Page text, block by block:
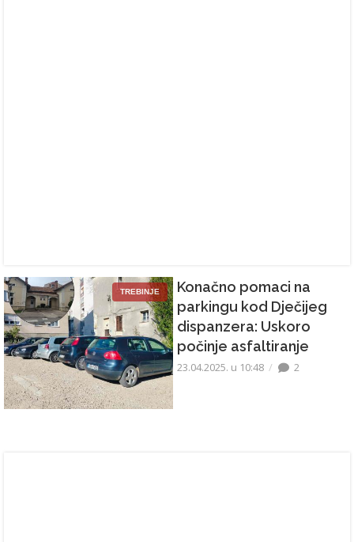
TREBINJE
Konačno pomaci na
parkingu kod Dječijeg
dispanzera: Uskoro
počinje asfaltiranje
23.04.2025. u 10:48 2